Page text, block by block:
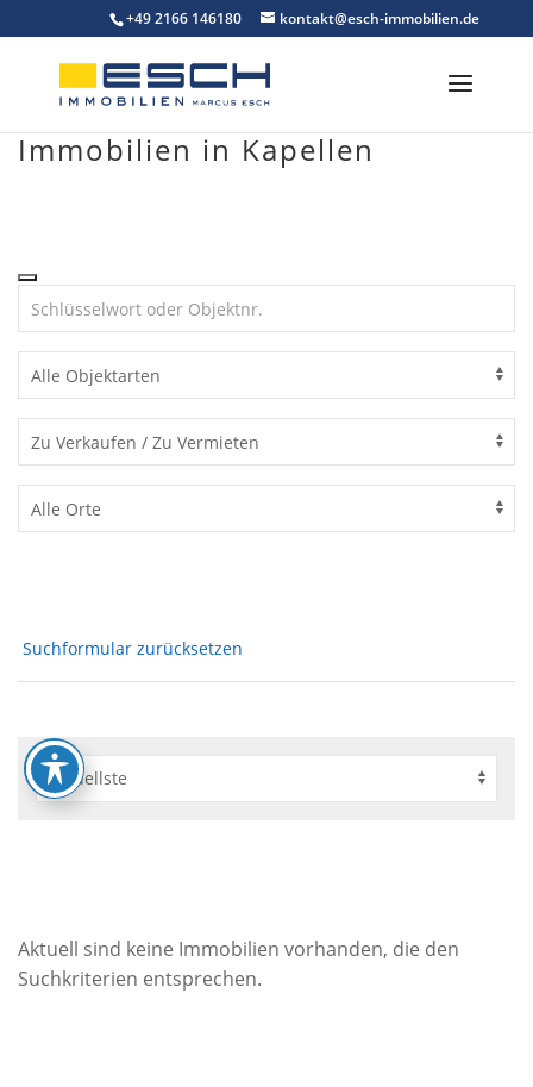
to
content
+49 2166 146180 kontakt@esch-immobilien.de
Immobilien in Kapellen
Suchformular zurücksetzen
Aktuell sind keine Immobilien vorhanden, die den
Suchkriterien entsprechen.